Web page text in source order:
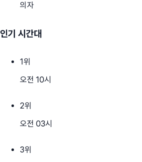
의자
인기 시간대
1위
오전 10시
2위
오전 03시
3위